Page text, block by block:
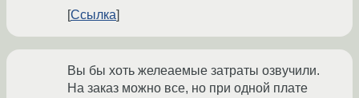
Ссылка
Вы бы хоть желеаемые затраты озвучили.
На заказ можно все, но при одной плате